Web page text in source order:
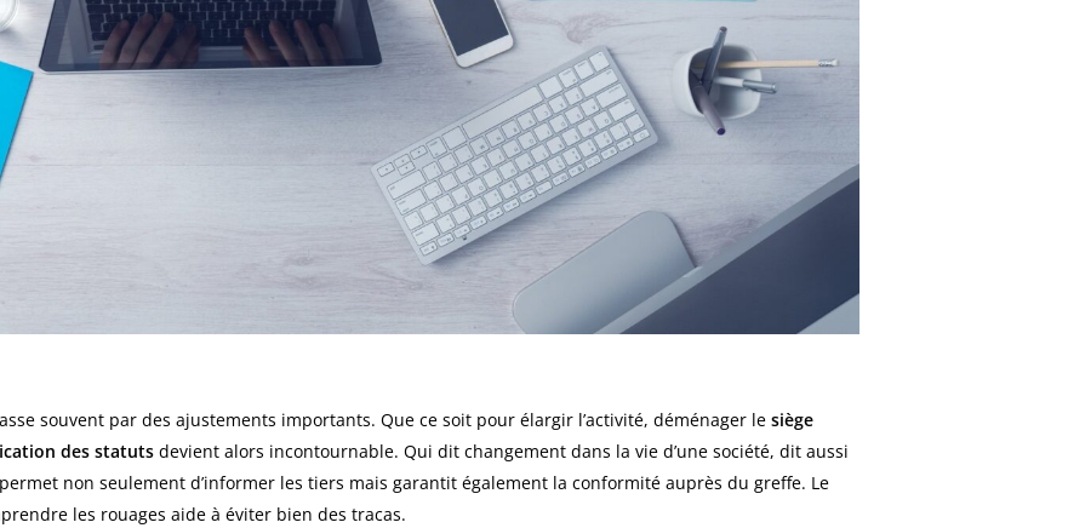
souvent par des ajustements importants. Que ce soit pour élargir l’activité, déménager le siège
des statuts devient alors incontournable. Qui dit changement dans la vie d’une société, dit aussi
non seulement d’informer les tiers mais garantit également la conformité auprès du greffe. Le
les rouages aide à éviter bien des tracas.